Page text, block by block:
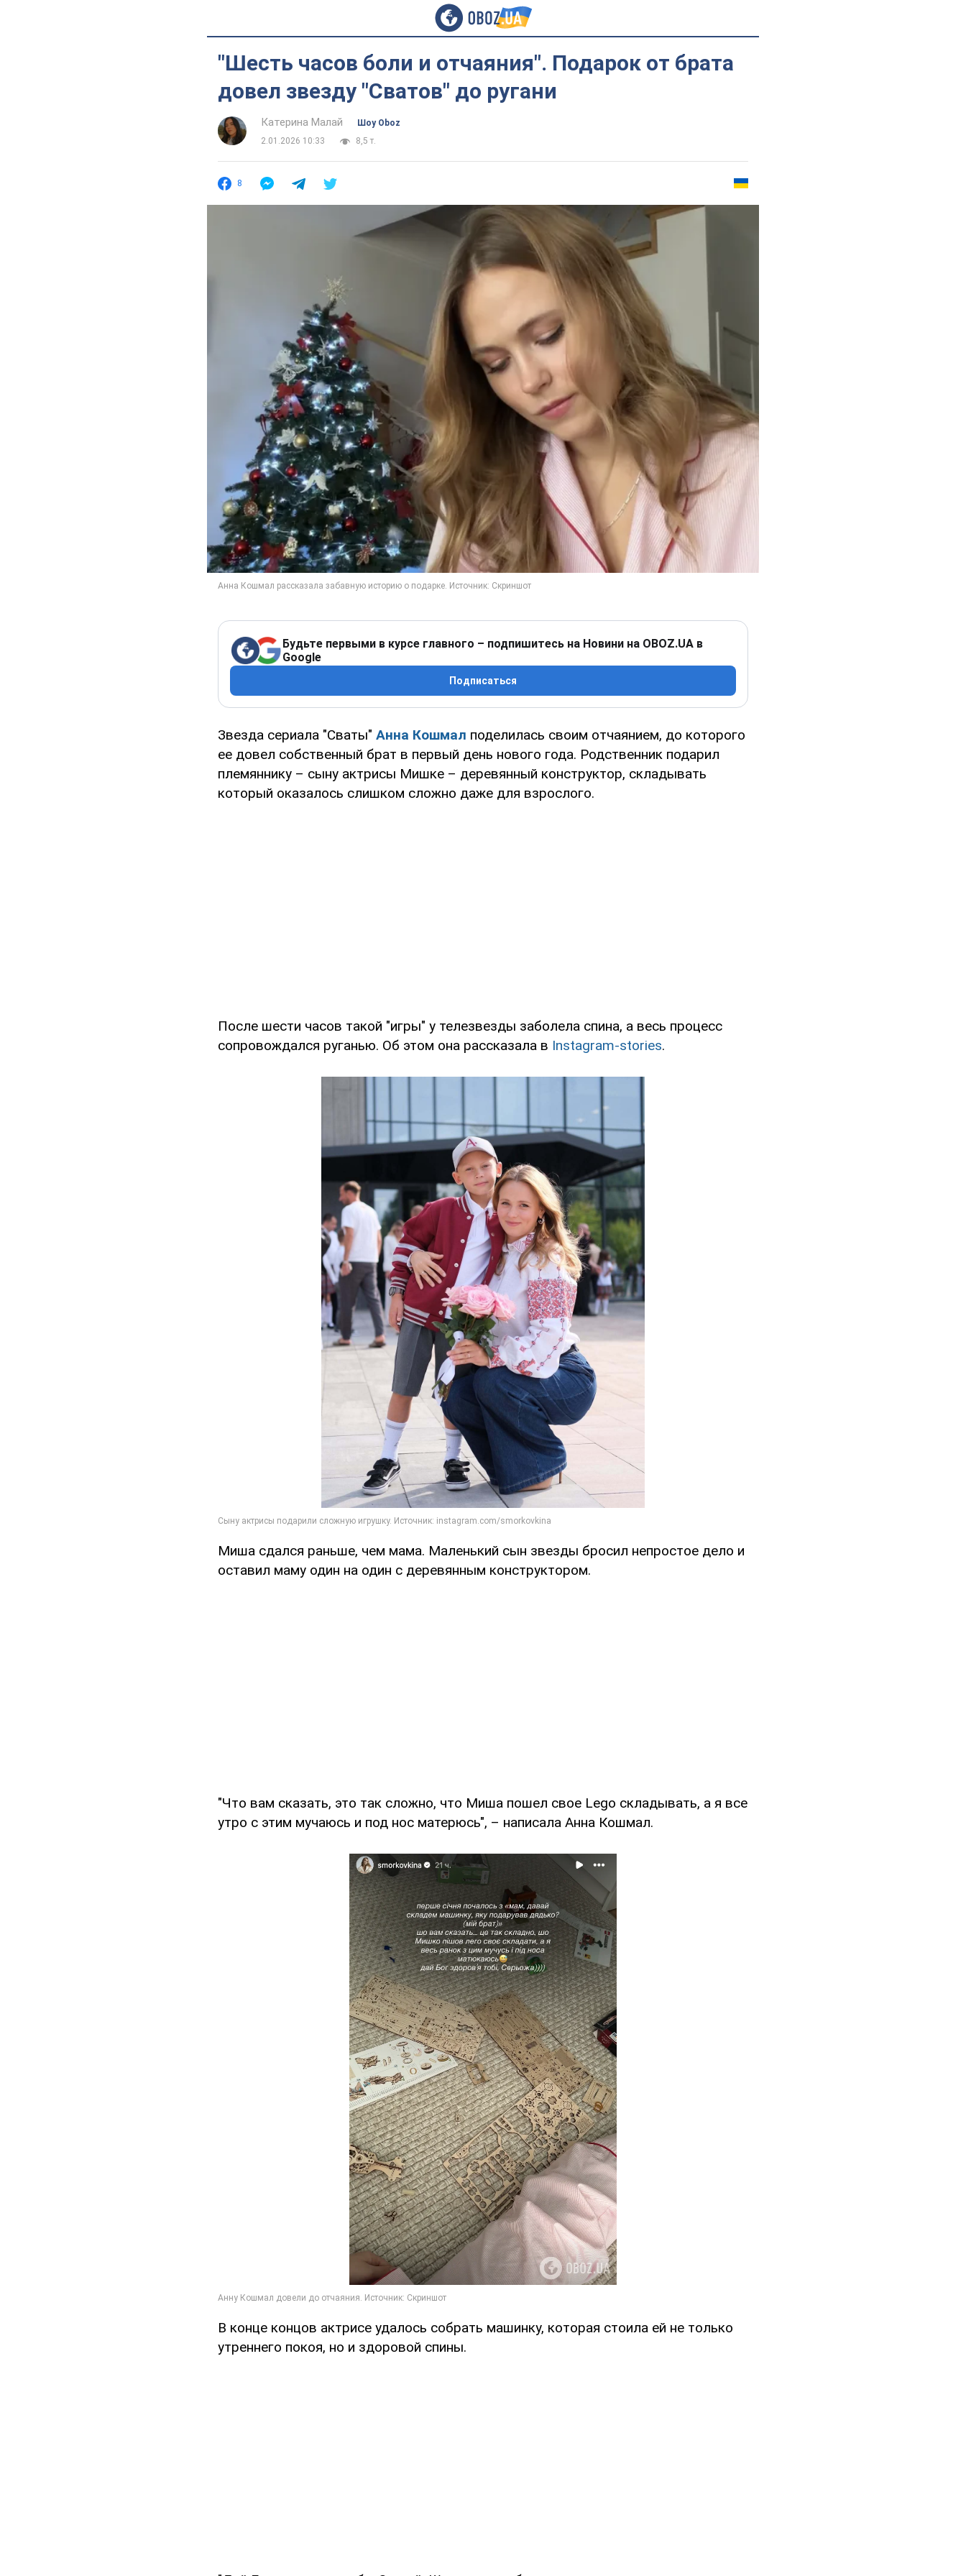
"Шесть часов боли и отчаяния". Подарок от брата
довел звезду "Сватов" до ругани
Катерина Малай
Шоу Oboz
2.01.2026 10:33
8,5 т.
8
Будьте первыми в курсе главного – подпишитесь на Новини на OBOZ.UA в
Google
Подписаться
Звезда сериала "Сваты" Анна Кошмал поделилась своим отчаянием, до которого
ее довел собственный брат в первый день нового года. Родственник подарил
племяннику – сыну актрисы Мишке – деревянный конструктор, складывать
который оказалось слишком сложно даже для взрослого.
После шести часов такой "игры" у телезвезды заболела спина, а весь процесс
сопровождался руганью. Об этом она рассказала в Instagram-stories.
Миша сдался раньше, чем мама. Маленький сын звезды бросил непростое дело и
оставил маму один на один с деревянным конструктором.
"Что вам сказать, это так сложно, что Миша пошел свое Lego складывать, а я все
утро с этим мучаюсь и под нос матерюсь", – написала Анна Кошмал.
В конце концов актрисе удалось собрать машинку, которая стоила ей не только
утреннего покоя, но и здоровой спины.